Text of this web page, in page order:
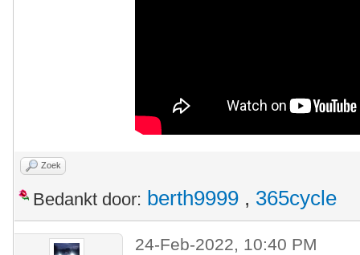
Zoek
Bedankt door: berth9999 , 365cycle
24-Feb-2022, 10:40 PM